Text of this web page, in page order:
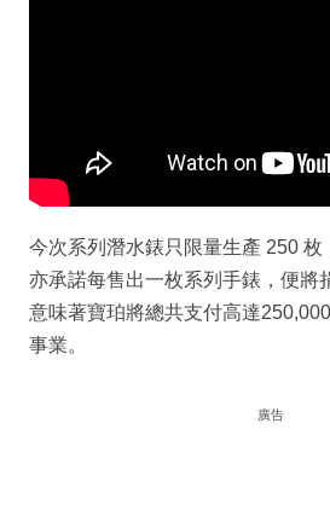
今次系列潛水錶只限量生產 250
亦承諾每售出一枚系列手錶，便將
意味著寶珀將總共支付高達
事業。
廣告